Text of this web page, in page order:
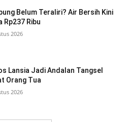
Belum Teraliri? Air Bersih Kini
Rp237 Ribu
2026
Lansia Jadi Andalan Tangsel
Orang Tua
2026